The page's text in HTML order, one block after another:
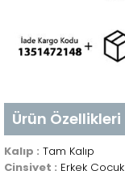
Ürün Özellikleri
Kalıp : Tam Kalıp
Cinsiyet : Erkek Çocuk